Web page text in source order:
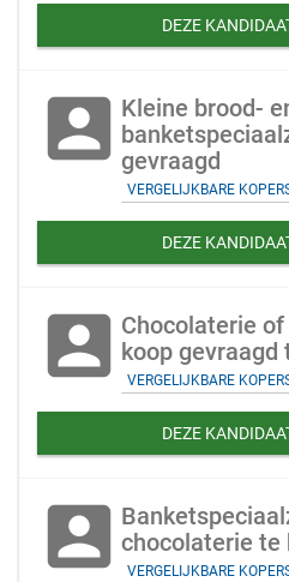
DEZE
account_box Kleine brood-
gevraagd
VERGELIJKBARE
DEZE
account_box Chocolaterie
koop
VERGELIJKBARE
DEZE
account_box chocolaterie te
VERGELIJKBARE